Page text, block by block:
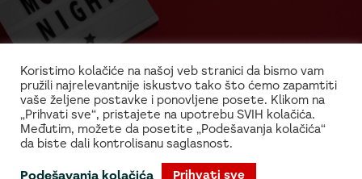
informacijama!
Najnovije vesti iz sveta filma i glume
Koristimo kolačiće na našoj veb stranici da bismo vam
pružili najrelevantnije iskustvo tako što ćemo zapamtiti
vaše željene postavke i ponovljene posete. Klikom na
„Prihvati sve“, pristajete na upotrebu SVIH kolačića.
Međutim, možete da posetite „Podešavanja kolačića“
da biste dali kontrolisanu saglasnost.
Podešavanja kolačića Prihvati sve